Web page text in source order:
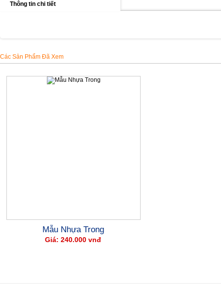
Thông tin chi tiết
Các Sản Phẩm Đã Xem
Mẫu Nhựa Trong
Giá: 240.000 vnđ